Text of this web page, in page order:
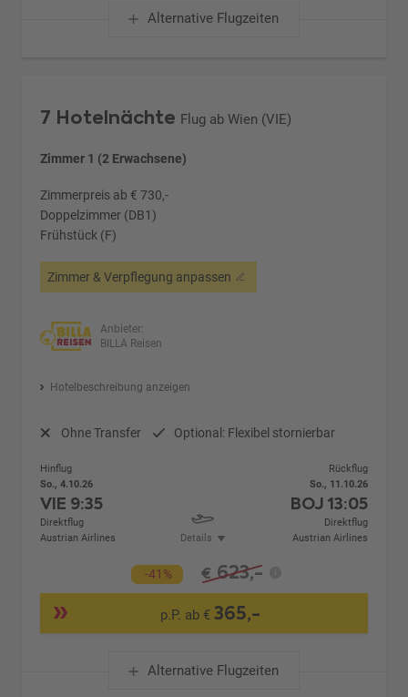
Alternative Flugzeiten
7 Hotelnächte Flug ab Wien (VIE)
Zimmer 1 (2 Erwachsene)
Zimmerpreis ab € 730,-
Doppelzimmer (DB1)
Frühstück (F)
Zimmer & Verpflegung anpassen
Anbieter:
BILLA Reisen
Hotelbeschreibung anzeigen
Ohne Transfer Optional: Flexibel stornierbar
Hinflug
So., 4.10.26
VIE 9:35
Direktflug
Austrian Airlines
Details
Rückflug
So., 11.10.26
BOJ 13:05
Direktflug
Austrian Airlines
-41% € 623,-
p.P. ab €365,-
Alternative Flugzeiten